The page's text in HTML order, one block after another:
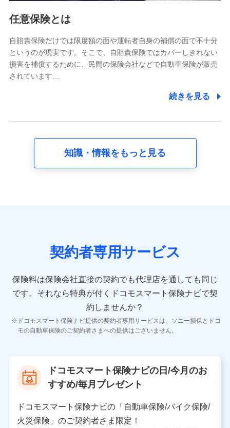
当社又は株式会社NTTドコモが提供する各種サービスな
又は株式会社NTTドコモが提供する各種サービスのご契
約状態・ご利用履歴インターネット利用時の行動に関す
る情報、アプリケーション利用時の行動に関する情報、
購入されたサービスや商品の名称・購入場所・決済に関
する情報、アンケートの回答に関する情報などが含まれ
の内容、保険料、保険料のお支払方法、車のメーカーや
走行距離などの情報、建物の構造や築年数などの情報、
険契約に関する情報。例として、保険契約者及び被保険
者の氏名、住所、生年月日、性別、保険契約者と被保険
報、建物の構造や築年数などの情報、ペットの種類や年
齢などの情報などが含まれます。
【共同して利用する者の範囲】
当社
当社又は株式会社NTTドコモが提供する保険関連サービ
スにおけるユーザ登録受付および管理のため
を受けている保険会社・提携会社の保険その他に関する
情報を提供するため、また維持管理等の委託業務遂行の
ため、またそれらに付帯、関連する当社、株式会社NTT
任意保険とは
自賠責保険だけでは限度額の面や運転者自身の補償の面で不十分
というのが現実です。そこで、自賠責保険ではカバーしきれない
損害を補償するために、民間の保険会社などで自動車保険が販売
されています…
続きを見る
知識・情報をもっと見る
契約者専用サービス
保険料は保険会社直接の契約でも代理店を通しても同じ
です。 それなら特典が付くドコモスマート保険ナビで契
約しませんか？
ドコモスマート保険ナビ提供の契約者専用サービスは、ソニー損保とドコ
モの自動車保険のご契約者さまへの提供はございません。
ドコモスマート保険ナビの日/今月のお
すすめ/毎月プレゼント
ドコモスマート保険ナビの「自動車保険/バイク保険/
火災保険」のご契約者さま限定！